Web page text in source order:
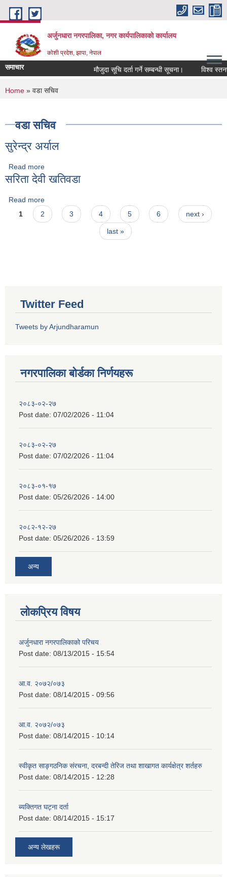
Skip to main content
अर्जुनधारा नगरपालिका, नगर कार्यपालिकाको कार्यालय
कोशी प्रदेश, झापा, नेपाल
समाचार मौजुदा सूचि दर्ता गर्ने सम्बन्धी सूचना। विश्व
You are here
Home » वडा सचिव
वडा सचिव
सुरेन्द्र अर्याल
Read more
सरिता देवी खतिवडा
Read more
Pages
1 2 3 4 5 6 next ›
last »
Twitter Feed
Tweets by Arjundharamun
नगरपालिका बाेर्डका निर्णयहरू
२०८३-०२-२७
Post date: 07/02/2026 - 11:04
२०८३-०२-२७
Post date: 07/02/2026 - 11:04
२०८३-०१-१७
Post date: 05/26/2026 - 14:00
२०८२-१२-२७
Post date: 05/26/2026 - 13:59
अन्य
लोकप्रिय विषय
अर्जुनधारा नगरपालिकाको परिचय
Post date: 08/13/2015 - 15:54
आ.व. २०७२/०७३
Post date: 08/14/2015 - 09:56
आ.व. २०७२/०७३
Post date: 08/14/2015 - 10:14
स्वीकृत साङ्गठनिक संरचना, दरबन्दी तेरिज तथा शाखागत कार्यक्षेत्र शर्तहरु
Post date: 08/14/2015 - 12:28
ब्यक्तिगत घट्ना दर्ता
Post date: 08/14/2015 - 15:17
अन्य लेखहरू